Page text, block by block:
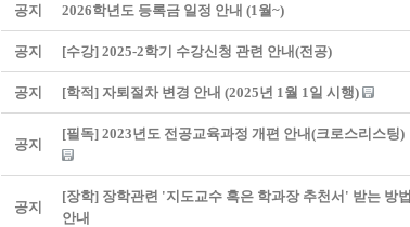
공지 2026학년도 등록금 일정 안내 (1월~)
공지 [수강] 2025-2학기 수강신청 관련 안내(전공)
공지 [학적] 자퇴절차 변경 안내 (2025년 1월 1일 시행)
공지
[필독] 2023년도 전공교육과정 개편 안내(크로스리스팅)
공지
[장학] 장학관련 '지도교수 혹은 학과장 추천서' 받는 방법
안내